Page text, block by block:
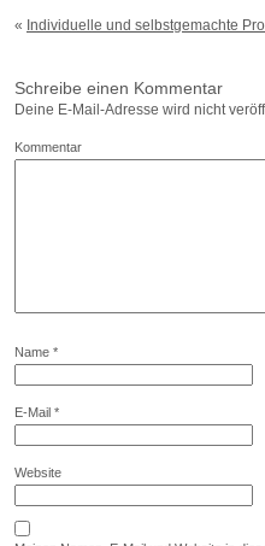
« Individuelle und selbstgemachte
Schreibe einen Kommentar
Deine E-Mail-Adresse wird nicht
Kommentar
Name *
E-Mail *
Website